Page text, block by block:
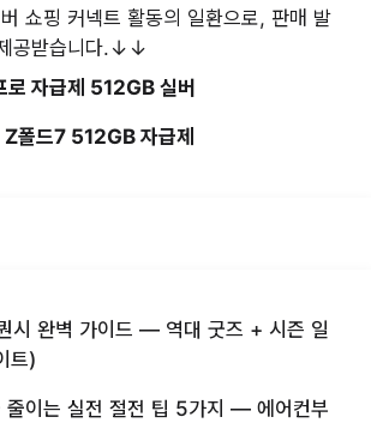
쇼핑 커넥트 활동의 일환으로, 판매 발
공받습니다.↓↓
로 자급제 512GB 실버
Z폴드7 512GB 자급제
시 완벽 가이드 — 역대 굿즈 + 시즌 일
트)
줄이는 실전 절전 팁 5가지 — 에어컨부